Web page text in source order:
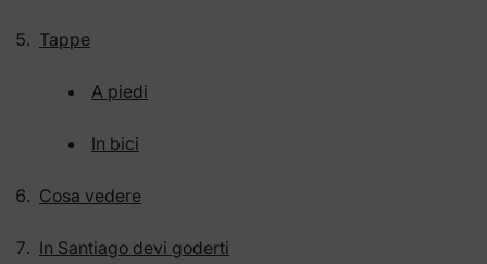
Tappe
A piedi
In bici
Cosa vedere
In Santiago devi goderti